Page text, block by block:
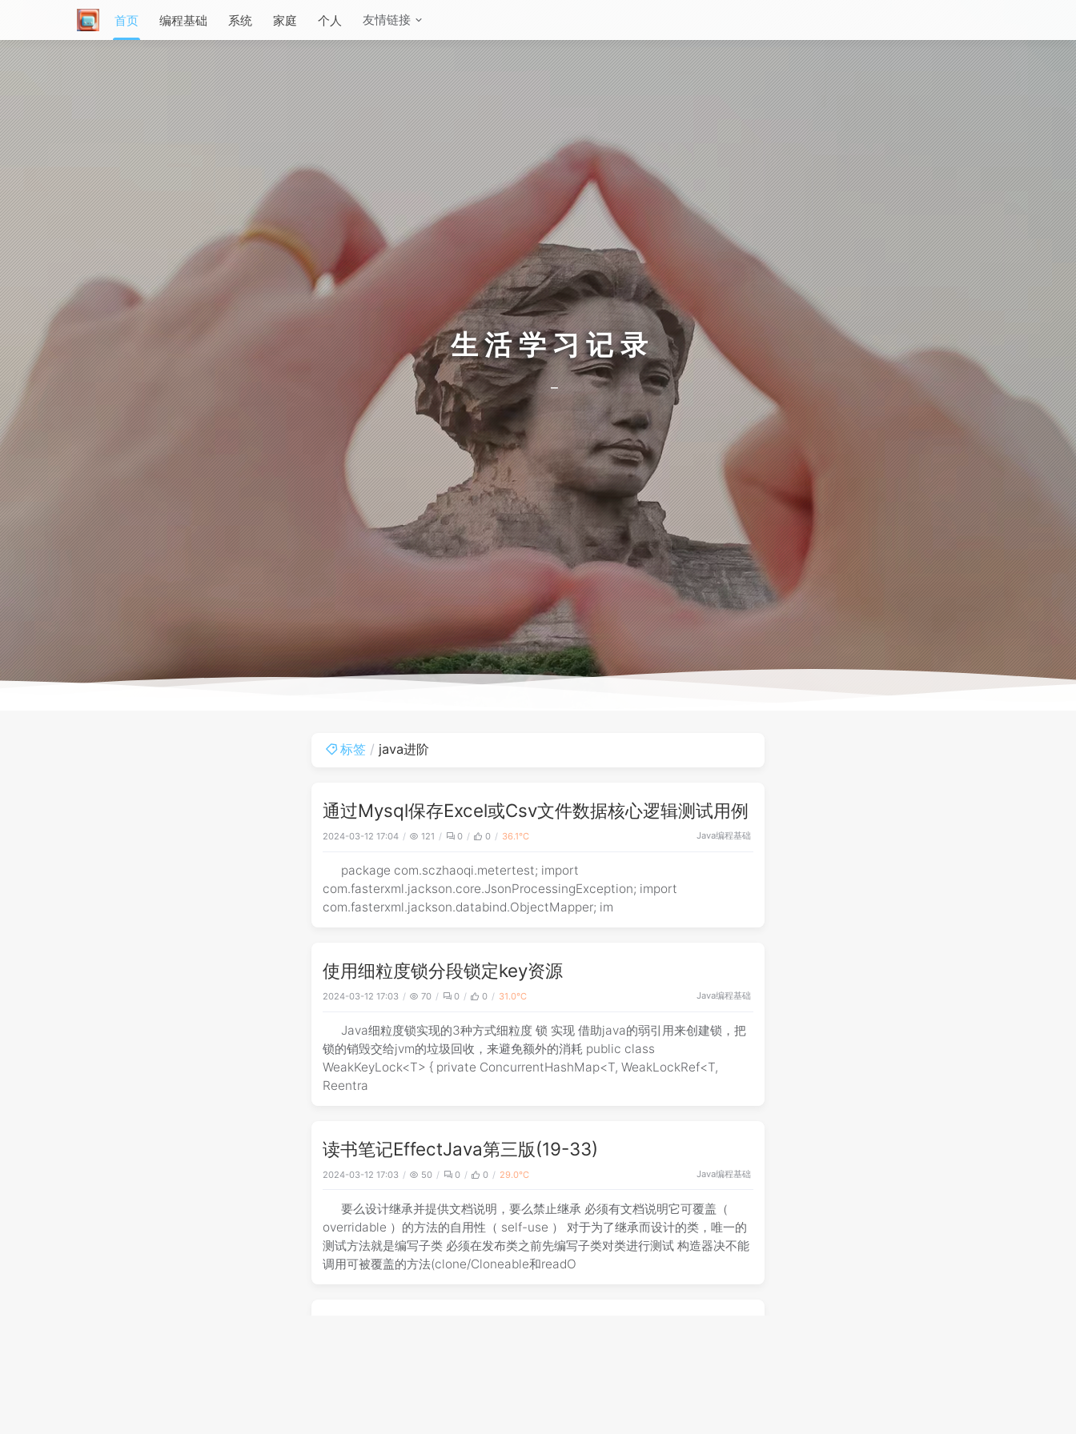
首页 编程基础 系统 家庭 个人 友情链接
生活学习记录
标签 java进阶
通过Mysql保存Excel或Csv文件数据核心逻辑测试用例
2024-03-12 17:04 121 0 0 36.1℃ Java编程基础
package com.sczhaoqi.metertest; import
com.fasterxml.jackson.core.JsonProcessingException; import
com.fasterxml.jackson.databind.ObjectMapper; im
使用细粒度锁分段锁定key资源
2024-03-12 17:03 70 0 0 31.0℃ Java编程基础
Java细粒度锁实现的3种方式细粒度 锁 实现 借助java的弱引用来创建锁，把
锁的销毁交给jvm的垃圾回收，来避免额外的消耗 public class
WeakKeyLock<T> { private ConcurrentHashMap<T, WeakLockRef<T,
Reentra
读书笔记EffectJava第三版(19-33)
2024-03-12 17:03 50 0 0 29.0℃ Java编程基础
要么设计继承并提供文档说明，要么禁止继承 必须有文档说明它可覆盖（
overridable ）的方法的自用性（ self-use ） 对于为了继承而设计的类，唯一的
测试方法就是编写子类 必须在发布类之前先编写子类对类进行测试 构造器决不能
调用可被覆盖的方法(clone/Cloneable和readO